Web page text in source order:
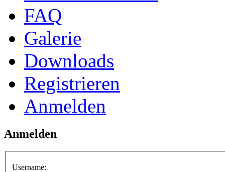
FAQ
Galerie
Downloads
Registrieren
Anmelden
Anmelden
Username: